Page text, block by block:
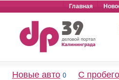
Главная
Новые авто 0 С